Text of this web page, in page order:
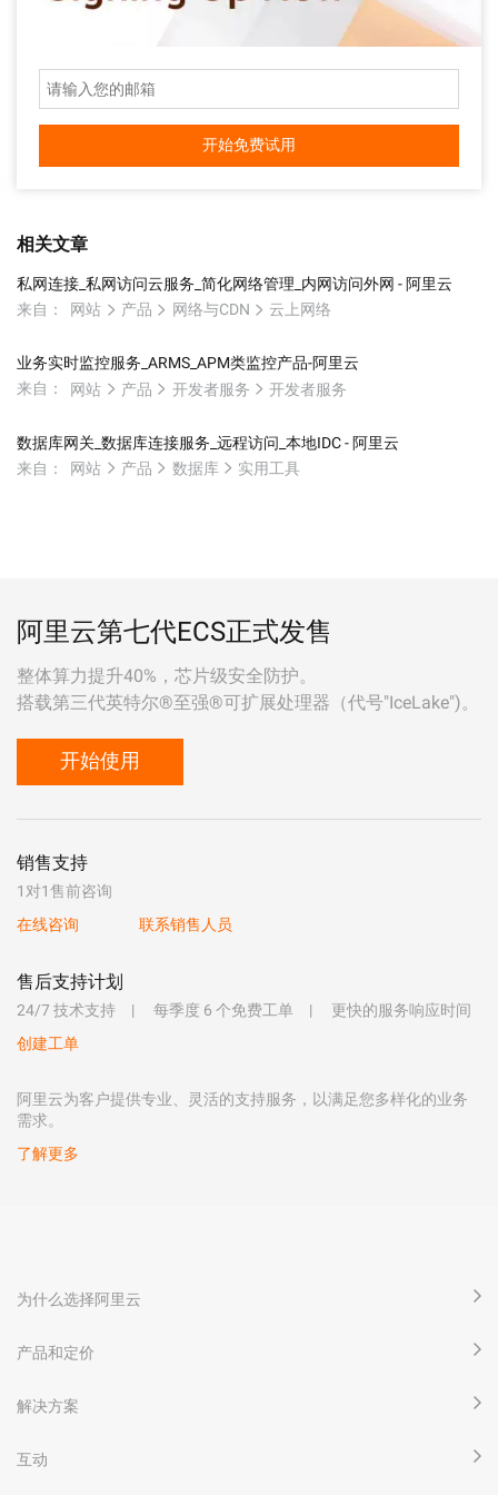
开始免费试用
相关文章
私网连接_私网访问云服务_简化网络管理_内网访问外网 - 阿里云
来自：
网站 产品 网络与CDN 云上网络
业务实时监控服务_ARMS_APM类监控产品-阿里云
来自：
网站 产品 开发者服务 开发者服务
数据库网关_数据库连接服务_远程访问_本地IDC - 阿里云
来自：
网站 产品 数据库 实用工具
阿里云第七代ECS正式发售
整体算力提升40%，芯片级安全防护。
搭载第三代英特尔®至强®可扩展处理器（代号"IceLake")。
开始使用
销售支持
1对1售前咨询
在线咨询
联系销售人员
售后支持计划
24/7 技术支持 每季度 6 个免费工单
更快的服务响应时间
创建工单
阿里云为客户提供专业、灵活的支持服务，以满足您多样化的业务
需求。
了解更多
为什么选择阿里云
产品和定价
解决方案
互动